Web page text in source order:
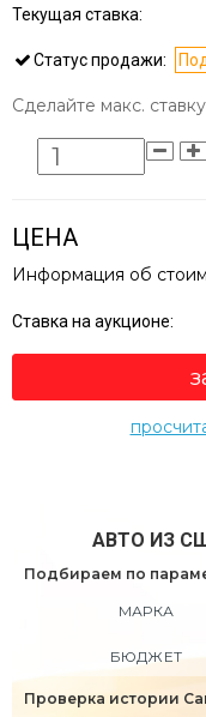
Текущая ставка:
Статус продажи:
Сделайте макс. ставку
ЦЕНА
Информация об
Ставка на аукционе:
АВТО ИЗ
Подбираем по
МАРКА
БЮДЖЕТ
Проверка истории